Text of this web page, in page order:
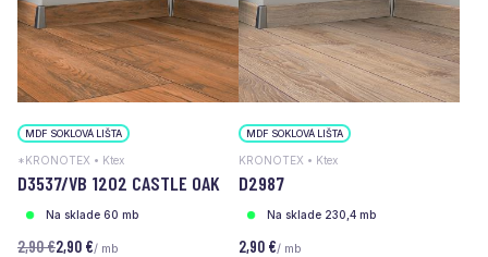
MDF SOKLOVÁ LIŠTA
*KRONOTEX • Ktex
D3537/VB 1202 CASTLE OAK
Na sklade 60 mb
2,90 €2,90 €/ mb
MDF SOKLOVÁ LIŠTA
KRONOTEX • Ktex
D2987
Na sklade 230,4 mb
2,90 €/ mb